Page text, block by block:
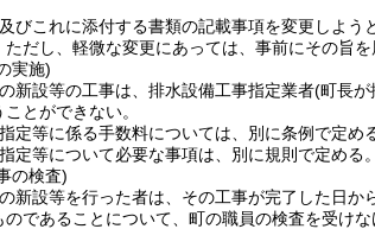
びこれに添付する書類の記載事項を変更しよ
ただし、軽微な変更にあっては、事前にその旨を
実施)
新設等の工事は、排水設備工事指定業者(町長が
とができない。
定等に係る手数料については、別に条例で定める
定等について必要な事項は、別に規則で定める。
の検査)
新設等を行った者は、その工事が完了した日
であることについて、町の職員の検査を受けな